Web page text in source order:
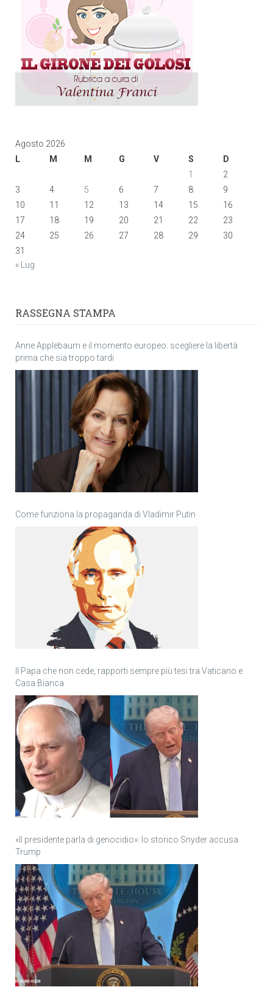
Agosto 2026
L
M M G V S
D
1
2
3
4 5 6 7 8
9
10
11 12 13 14 15
16
17
18 19 20 21 22
23
24
25 26 27 28 29
30
31
« Lug
RASSEGNA STAMPA
Anne Applebaum e il momento europeo: scegliere la libertà
prima che sia troppo tardi
Come funziona la propaganda di Vladimir Putin
Il Papa che non cede, rapporti sempre più tesi tra Vaticano e
Casa Bianca
«Il presidente parla di genocidio»: lo storico Snyder accusa
Trump